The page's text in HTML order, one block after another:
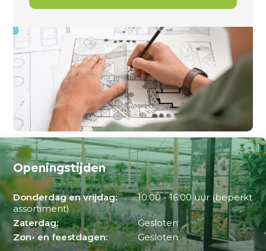
Openingstijden
Donderdag en vrijdag:
10:00 - 16:00 uur (beperkt
assortiment)
Zaterdag:
Gesloten
Zon- en feestdagen:
Gesloten